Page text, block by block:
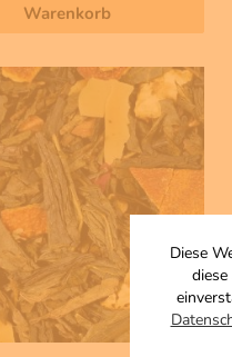
Diese
Warenkorb